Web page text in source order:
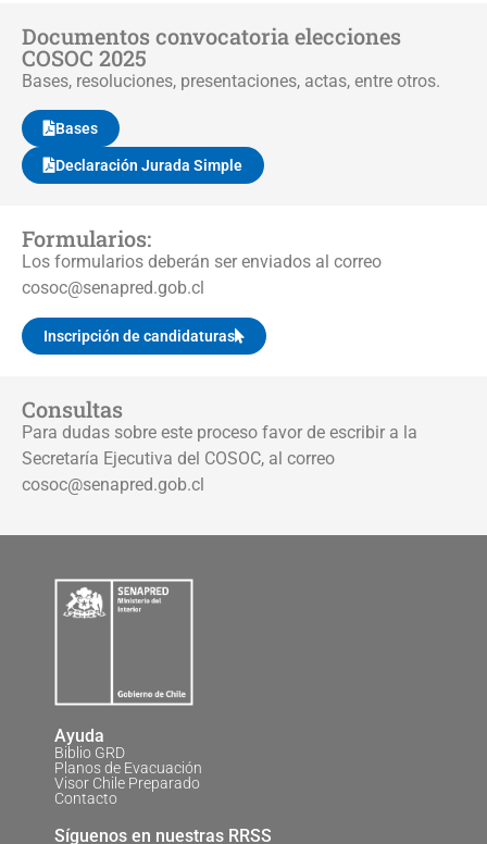
Documentos convocatoria elecciones
COSOC 2025
Bases, resoluciones, presentaciones, actas, entre otros.
Bases
Declaración Jurada Simple
Formularios:
Los formularios deberán ser enviados al correo
cosoc@senapred.gob.cl
Inscripción de candidaturas
Consultas
Para dudas sobre este proceso favor de escribir a la
Secretaría Ejecutiva del COSOC, al correo
cosoc@senapred.gob.cl
Ayuda
Biblio GRD
Planos de Evacuación
Visor Chile Preparado
Contacto
Síguenos en nuestras RRSS